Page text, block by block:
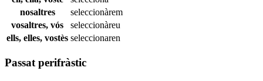
nosaltres
seleccionàrem
vosaltres, vós
seleccionàreu
ells, elles, vostès seleccionaren
Passat perifràstic